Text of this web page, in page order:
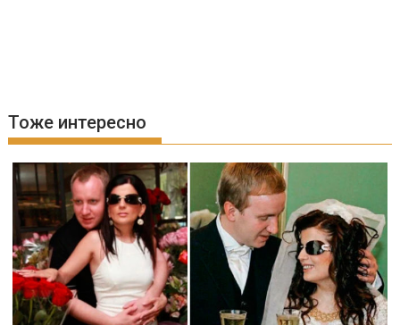
Тоже интересно